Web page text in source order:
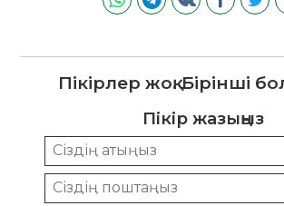
Пікірлер жоқ. Бірінші
Пікір жазыңыз